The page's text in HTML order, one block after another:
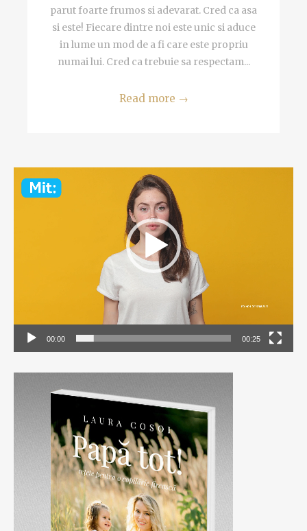
parut foarte frumos si adevarat. Cred ca asa
si este! Fiecare dintre noi este unic si aduce
in lume un mod de a fi care este propriu
numai lui. Cred ca trebuie sa respectam...
Read more →
Player
00:00 00:25